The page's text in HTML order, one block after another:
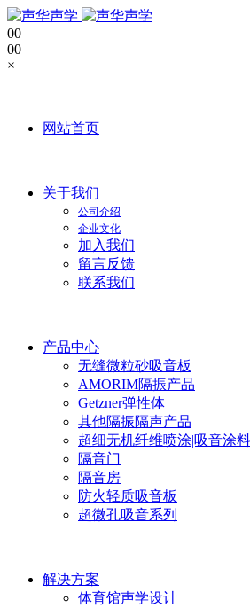
00
00
×
网站首页
关于我们
公司介绍
企业文化
加入我们
留言反馈
联系我们
产品中心
无缝微粒砂吸音板
AMORIM隔振产品
Getzner弹性体
其他隔振隔声产品
超细无机纤维喷涂|吸音涂
隔音门
隔音房
防火轻质吸音板
超微孔吸音系列
解决方案
体育馆声学设计